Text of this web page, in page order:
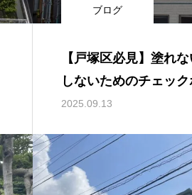
ブログ
【戸塚区必見】塗れ
しないためのチェッ
2025.09.13